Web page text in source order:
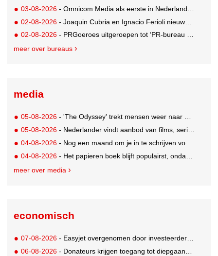
03-08-2026 - Omnicom Media als eerste in Nederland actief met advertenties in ChatGPT
02-08-2026 - Joaquin Cubria en Ignacio Ferioli nieuwe Global CCO’s GUT, Renata Neumann Global Head of Production
02-08-2026 - PRGoeroes uitgeroepen tot ‘PR-bureau van het jaar 2026’
meer over bureaus
media
05-08-2026 - 'The Odyssey' trekt mensen weer naar de bioscoop
05-08-2026 - Nederlander vindt aanbod van films, series en sport vaak versnipperd
04-08-2026 - Nog een maand om je in te schrijven voor de Mercurs 2026
04-08-2026 - Het papieren boek blijft populairst, ondanks digitale alternatieven
meer over media
economisch
07-08-2026 - Easyjet overgenomen door investeerder Apollo
06-08-2026 - Donateurs krijgen toegang tot diepgaandere informatie over goede doelen